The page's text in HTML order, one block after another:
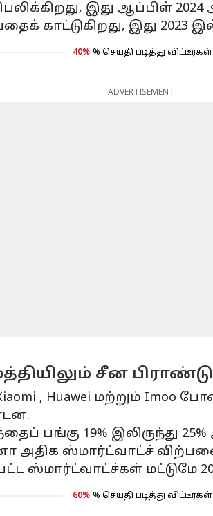
இது ஆப்பிள்
இது 2023 இல்
40% % செய்தி படித்து விட்டீர்கள்
ADVERTISEMENT
சீன
, Huawei மற்றும் Imoo
பங்கு 19% இலிருந்து 25%
அதிக ஸ்மார்ட்வாட்ச்
ஸ்மார்ட்வாட்ச்கள் மட்டுமே
60% % செய்தி படித்து விட்டீர்கள்